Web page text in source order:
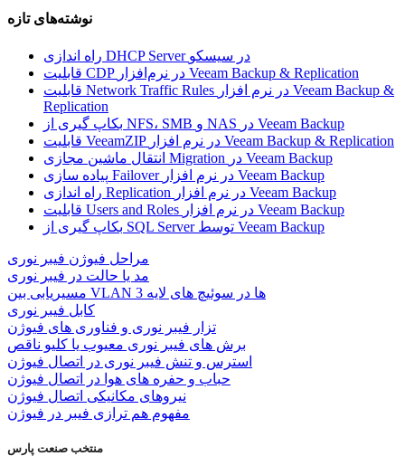
نوشته‌های تازه
راه اندازی DHCP Server در سیسکو
قابلیت CDP در نرم‌افزار Veeam Backup & Replication
قابلیت Network Traffic Rules در نرم افزار Veeam Backup &
Replication
بکاپ گیری از NFS، SMB و NAS در Veeam Backup
قابلیت VeeamZIP در نرم افزار Veeam Backup & Replication
انتقال ماشین مجازی Migration در Veeam Backup
پیاده سازی Failover در نرم افزار Veeam Backup
راه اندازی Replication در نرم افزار Veeam Backup
قابلیت Users and Roles در نرم افزار Veeam Backup
بکاپ گیری از SQL Server توسط Veeam Backup
مراحل فیوژن فیبر نوری
مد یا حالت در فیبر نوری
مسیریابی بین VLAN ها در سوئیچ های لایه 3
کابل فیبر نوری
تزار فیبر نوری و فناوری های فیوژن
برش های فیبر نوری معیوب یا کلیو ناقص
استرس و تنش فیبر نوری در اتصال فیوژن
حباب و حفره‌ های هوا در اتصال فیوژن
نیروهای مکانیکی اتصال فیوژن
مفهوم هم ترازی فیبر در فیوژن
منتخب صنعت پارس